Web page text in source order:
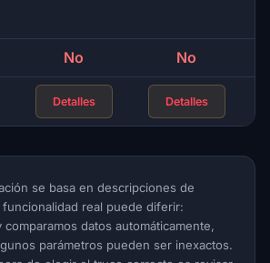
No No
Detalles Detalles
se basa en descripciones de
real puede diferir:
comparamos datos automáticamente,
parámetros pueden ser inexactos.